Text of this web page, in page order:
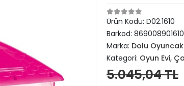
Ürün Kodu: D02.1610
Barkod:
Marka: Dolu Oyuncak
Kategori: Oyun Evi,
5.045,04 TL